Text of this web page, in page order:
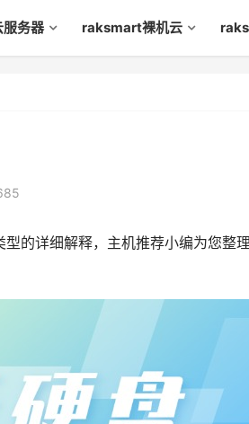
务器 raksmart裸机云
的详细解释，主机推荐小编为您整